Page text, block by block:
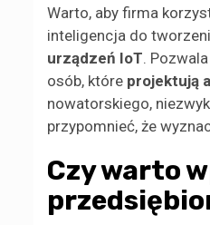
Warto, aby firma
inteligencja do
urządzeń IoT.
osób, które projektują
nowatorskiego,
przypomnieć, że
Czy warto